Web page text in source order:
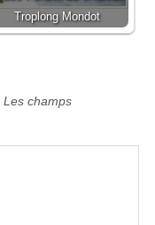
Troplong Mondot
Les champs